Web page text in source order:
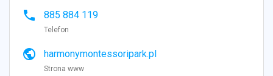
phone 885 884 119
Telefon
public harmonymontessoripark.pl
Strona www